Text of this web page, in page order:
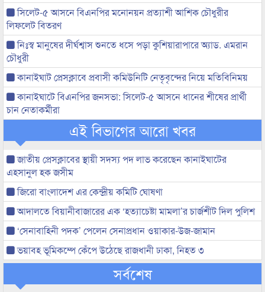
সিলেট-৫ আসনে বিএনপির মনোনয়ন প্রত্যাশী আশিক চৌধুরীর
লিফলেট বিতরণ
নিঃস্ব মানুষের দীর্ঘশ্বাস শুনতে ধসে পড়া কুশিয়ারাপারে অ্যাড. এমরান
চৌধুরী
কানাইঘাট প্রেসক্লাবে প্রবাসী কমিউনিটি নেতৃবৃন্দের নিয়ে মতিবিনিময়
কানাইঘাটে বিএনপির জনসভা: সিলেট-৫ আসনে ধানের শীষের প্রার্থী
চান নেতাকর্মীরা
এই বিভাগের আরো খবর
জাতীয় প্রেসক্লাবের স্থায়ী সদস্য পদ লাভ করেছেন কানাইঘাটের
এহসানুল হক জসীম
জিরো বাংলাদেশ এর কেন্দ্রীয় কমিটি ঘোষণা
আদালতে বিয়ানীবাজারের এক ‘হত্যাচেষ্টা মামলা’র চার্জশীট দিল পুলিশ
‘সেনাবাহিনী পদক’ পেলেন সেনাপ্রধান ওয়াকার-উজ-জামান
ভয়াবহ ভূমিকম্পে কেঁপে উঠেছে রাজধানী ঢাকা, নিহত ৩
সর্বশেষ